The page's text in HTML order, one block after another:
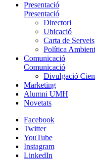
Presentació
Presentació
Directori
Ubicació
Carta de Serveis
Política
Comunicació
Comunicació
Divulgació
Marketing
Alumni UMH
Novetats
Facebook
Twitter
YouTube
Instagram
LinkedIn